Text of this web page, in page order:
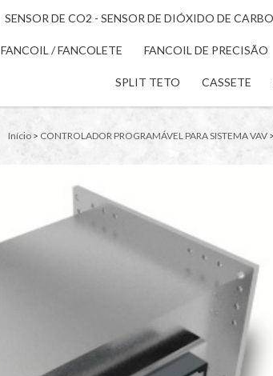
SENSOR DE CO2 - SENSOR DE DIÓXIDO DE
FANCOIL / FANCOLETE FANCOIL DE PRECISÃO
SPLIT TETO CASSETE
Início > CONTROLADOR PROGRAMÁVEL PARA SISTEMA VAV >